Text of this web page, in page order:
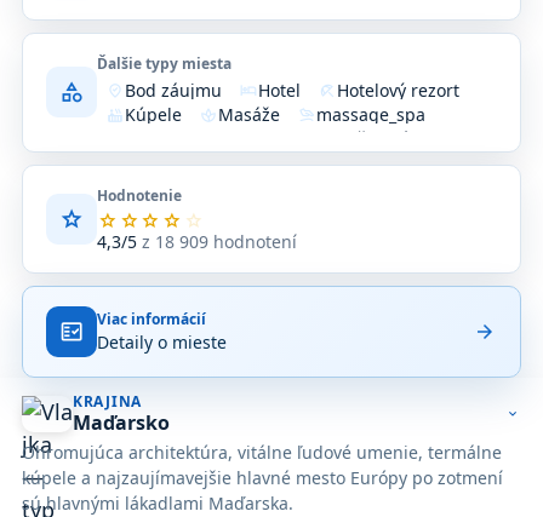
category
Ďalšie typy miesta
where_to_vote Bod záujmu hotelHotel beach_access Hotelový rezort
hot_tubKúpele spaMasáže massagemassage_spa
Reštaurácia
hot_tubSauna service_toolboxSlužby hotelUbytovanie
bath_public_largeVerejné kúpele
star
Hodnotenie
star star star star star
4,3/5z 18 909 hodnotení
Priemerné
hodnotenie
z
na
základe
18 909
hodnotení
na
Google
Maps.
fact_check Viac informácií
Detaily o mieste arrow_forward
KRAJINA
Maďarsko
Ohromujúca architektúra, vitálne ľudové umenie, termálne
kúpele a najzaujímavejšie hlavné mesto Európy po zotmení
sú hlavnými lákadlami Maďarska.
expand_more